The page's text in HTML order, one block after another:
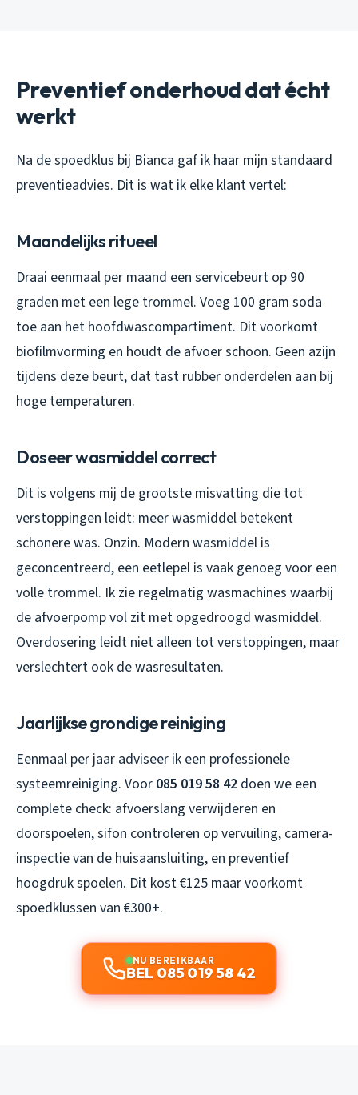
Preventief onderhoud dat écht
werkt
Na de spoedklus bij Bianca gaf ik haar mijn standaard
preventieadvies. Dit is wat ik elke klant vertel:
Maandelijks ritueel
Draai eenmaal per maand een servicebeurt op 90
graden met een lege trommel. Voeg 100 gram soda
toe aan het hoofdwascompartiment. Dit voorkomt
biofilmvorming en houdt de afvoer schoon. Geen azijn
tijdens deze beurt, dat tast rubber onderdelen aan bij
hoge temperaturen.
Doseer wasmiddel correct
Dit is volgens mij de grootste misvatting die tot
verstoppingen leidt: meer wasmiddel betekent
schonere was. Onzin. Modern wasmiddel is
geconcentreerd, een eetlepel is vaak genoeg voor een
volle trommel. Ik zie regelmatig wasmachines waarbij
de afvoerpomp vol zit met opgedroogd wasmiddel.
Overdosering leidt niet alleen tot verstoppingen, maar
verslechtert ook de wasresultaten.
Jaarlijkse grondige reiniging
Eenmaal per jaar adviseer ik een professionele
systeemreiniging. Voor 085 019 58 42 doen we een
complete check: afvoerslang verwijderen en
doorspoelen, sifon controleren op vervuiling, camera-
inspectie van de huisaansluiting, en preventief
hoogdruk spoelen. Dit kost €125 maar voorkomt
spoedklussen van €300+.
NU BEREIKBAAR
BEL 085 019 58 42